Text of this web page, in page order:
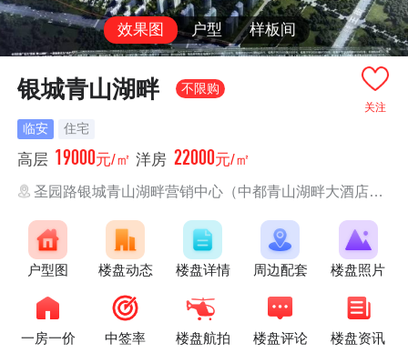
效果图 户型 样板间
关注
银城青山湖畔 不限购
临安 住宅
高层 19000元/㎡ 洋房 22000元/㎡
圣园路银城青山湖畔营销中心（中都青山湖畔大酒店西侧）
户型图 楼盘动态 楼盘详情 周边配套 楼盘照片
一房一价 中签率 楼盘航拍 楼盘评论 楼盘资讯